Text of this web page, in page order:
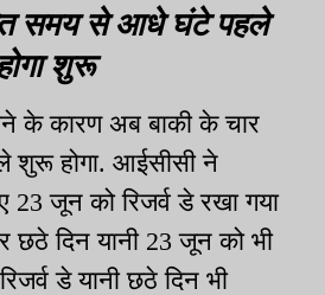
समय से आधे घंटे पहले
शुरू
के कारण अब बाकी के चार
होगा. आईसीसी ने
जून को रिजर्व डे रखा गया
दिन यानी 23 जून को भी
डे यानी छठे दिन भी